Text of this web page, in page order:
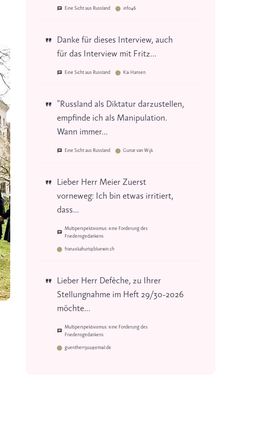
Eine Sicht aus Russland info46
Danke für dieses Interview, auch
für das Interview mit Fritz...
Eine Sicht aus Russland Kai Hansen
"Russland als Diktatur darzustellen,
empfinde ich als Manipulation.
Wann immer...
Eine Sicht aus Russland Gunar van Wijk
Lieber Herr Meier Zuerst
vorneweg: Ich bin etwas irritiert,
dass...
Multiperspektivismus: eine Forderung des
Friedensgedankens
franziskahurt@bluewin.ch
Lieber Herr Defèche, zu Ihrer
Stellungnahme im Heft 29/30-2026
möchte...
Multiperspektivismus: eine Forderung des
Friedensgedankens
guenther1302@email.de